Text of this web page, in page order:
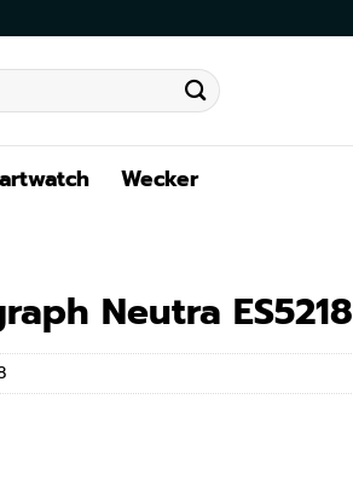
Wecker
Neutra ES5218